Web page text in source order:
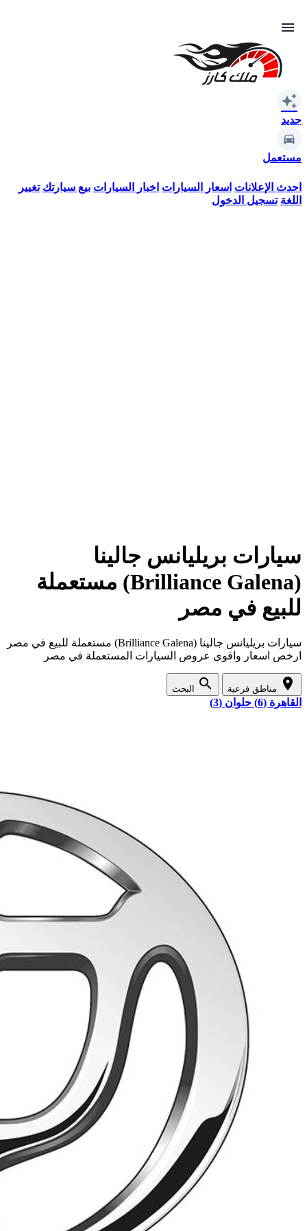
menu
auto_awesome
جديد
مستعمل
احدث الإعلانات اسعار السيارات اخبار السيارات بيع سيارتك تغيير
اللغة تسجيل الدخول
سيارات بريليانس جالينا
(Brilliance Galena) مستعملة
للبيع في مصر
سيارات بريليانس جالينا (Brilliance Galena) مستعملة للبيع في مصر
ارخص اسعار واقوى عروض السيارات المستعملة في مصر
location_on مناطق فرعية search البحث
القاهرة (6) حلوان (3)